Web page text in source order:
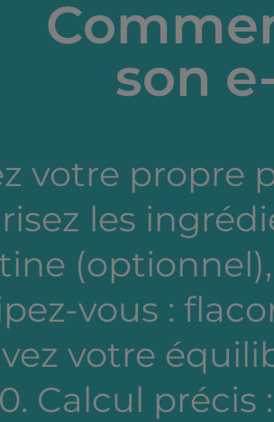
son
votre propre
les
vous :
votre
Calcul